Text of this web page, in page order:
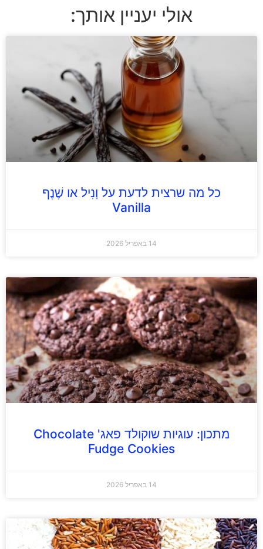
אולי יעניין אותך:
כל מה שרצית לדעת על וָנִיל או שֶׁנֶף
Vanilla
14 באפריל 2026
מתכון: עוגיות שוקולד פאג' Chocolate
Fudge Cookies
14 באפריל 2026